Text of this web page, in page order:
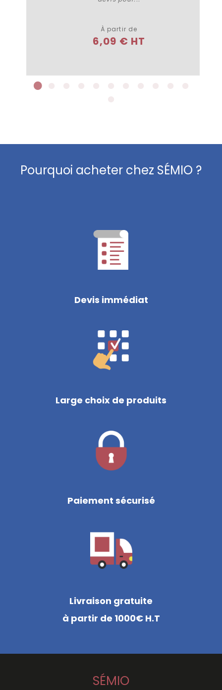
À partir de
6,09 € HT
Pourquoi acheter chez SÉMIO ?
Devis immédiat
Large choix de produits
Paiement sécurisé
Livraison gratuite
à partir de 1000€ H.T
SÉMIO